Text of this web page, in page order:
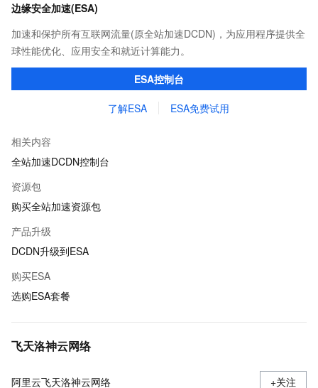
边缘安全加速(ESA)
加速和保护所有互联网流量(原全站加速DCDN)，为应用程序提供全
球性能优化、应用安全和就近计算能力。
ESA控制台
了解ESA ESA免费试用
相关内容
全站加速DCDN控制台
资源包
购买全站加速资源包
产品升级
DCDN升级到ESA
购买ESA
选购ESA套餐
飞天洛神云网络
阿里云飞天洛神云网络 +关注